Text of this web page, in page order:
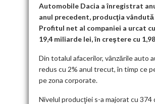
k
Automobile Dacia a înregistrat
anul precedent, producţia
Profitul net al companiei a urcat
19,4 miliarde lei, în creştere cu
Din totalul afacerilor, vânzările auto
redus cu 2% anul trecut, în timp ce
pe zona corporate.
Nivelul producţiei s-a majorat cu